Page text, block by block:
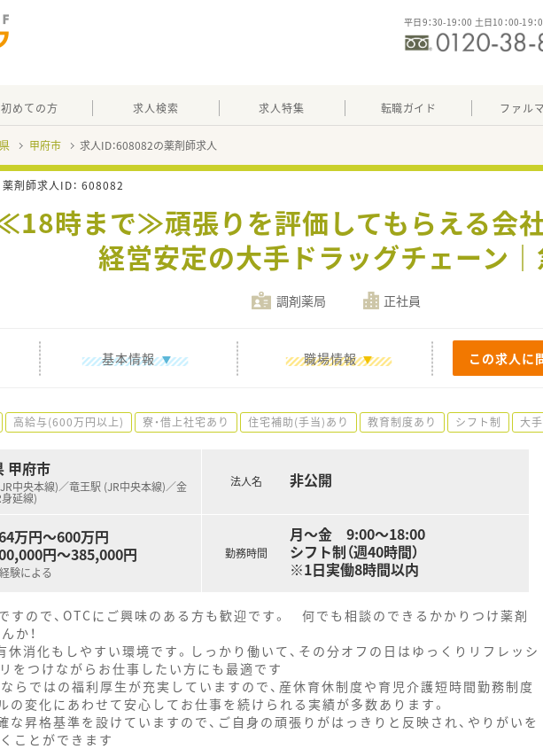
平日9：30-19：00 土日10：00-19
初めての方 求人検索 求人特集 転職ガイド ファル
甲府市 求人ID：608082の薬剤師求人
薬剤師求人ID： 608082
≪18時まで≫頑張りを評価してもらえる会
経営安定の大手ドラッグチェーン
調剤薬局 正社員
基本情報 職場情報 この求人に
高給与(600万円以上) 寮・借上社宅あり 住宅補助(手当)あり 教育制度あり シフト制 大
甲府市
中央本線)／竜王駅 (JR中央本線)／金
延線)
万円～600万円
円～385,000円
験による
法人名 非公開
勤務時間
月～金 9:00～18:00
シフト制（週40時間）
※1日実働8時間以内
すので、OTCにご興味のある方も歓迎です。 何でも相談のできるかかりつけ薬剤
か！
消化もしやすい環境です。しっかり働いて、その分オフの日はゆっくりリフレッシ
をつけながらお仕事したい方にも最適です
らではの福利厚生が充実していますので、産休育休制度や育児介護短時間勤務制度
の変化にあわせて安心してお仕事を続けられる実績が多数あります。
な昇格基準を設けていますので、ご自身の頑張りがはっきりと反映され、やりがいを
ことができます